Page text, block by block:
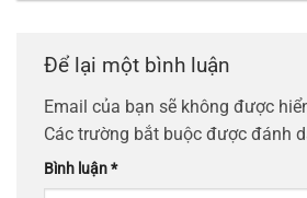
Để lại một bình luận
Email của bạn sẽ không được
Các trường bắt buộc được đánh
Bình luận*